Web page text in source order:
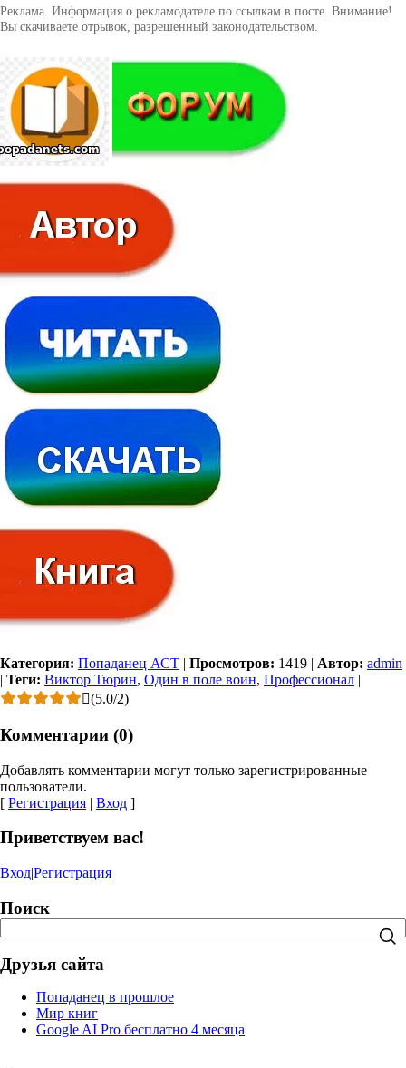
Реклама. Информация о рекламодателе по ссылкам в посте. Внимание!
Вы скачиваете отрывок, разрешенный законодательством.
Категория: Попаданец АСТ | Просмотров: 1419 | Автор: admin
| Теги: Виктор Тюрин, Один в поле воин, Профессионал |
(5.0/2)
Комментарии (0)
Добавлять комментарии могут только зарегистрированные
пользователи.
[ Регистрация | Вход ]
Приветствуем вас!
Вход|Регистрация
Поиск
Друзья сайта
Попаданец в прошлое
Мир книг
Google AI Pro бесплатно 4 месяца